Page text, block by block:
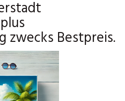
zwecks Bestpreis.